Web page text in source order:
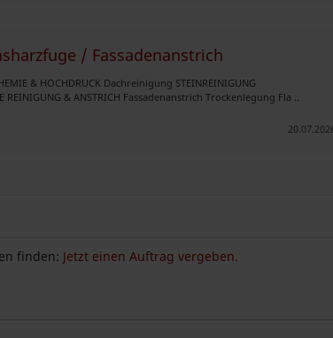
/ Fassadenanstrich
& HOCHDRUCK Dachreinigung STEINREINIGUNG
REINIGUNG & ANSTRICH Fassadenanstrich Trockenlegung Fla ..
finden: Jetzt einen Auftrag vergeben.